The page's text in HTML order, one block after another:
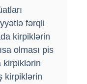
fərqli
kirpiklərin
olması pis
kirpiklərin
kirpiklərin